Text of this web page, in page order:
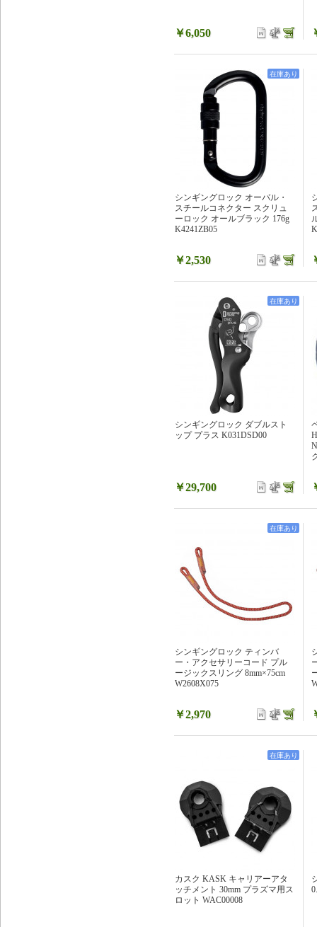
￥6,050
シンギングロック オーバル・
スチールコネクター スクリュ
ーロック オールブラック 176g
K4241ZB05
￥2,530
在庫あり
シンギングロック ダブルスト
ップ プラス K031DSD00
￥29,700
在庫あり
シンギングロック ティンバ
ー・アクセサリーコード プル
ージックスリング 8mm×75cm
W2608X075
￥2,970
在庫あり
カスク KASK キャリアーアタ
ッチメント 30mm プラズマ用ス
ロット WAC00008
在庫あり